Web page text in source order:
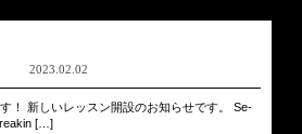
2023.02.02
！ 新しいレッスン開設のお知らせです。 Se-
[…]